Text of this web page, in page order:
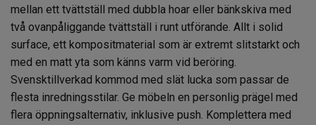
mellan ett tvättställ med dubbla hoar eller bänkskiva med
två ovanpåliggande tvättställ i runt utförande. Allt i solid
surface, ett kompositmaterial som är extremt slitstarkt och
med en matt yta som känns varm vid beröring.
Svensktillverkad kommod med slät lucka som passar de
flesta inredningsstilar. Ge möbeln en personlig prägel med
flera öppningsalternativ, inklusive push. Komplettera med